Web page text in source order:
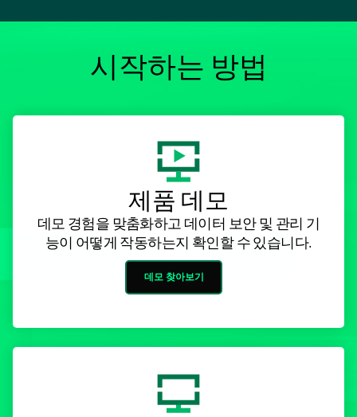
시작하는 방법
제품 데모
데모 경험을 맞춤화하고 데이터 보안 및 관리 기
능이 어떻게 작동하는지 확인할 수 있습니다.
데모 찾아보기